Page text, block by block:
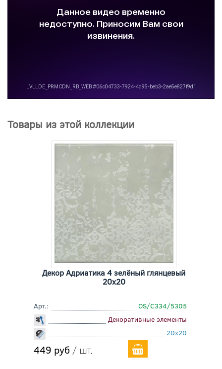
Товары из этой коллекции
Декор Адриатика 4 зелёный глянцевый
20x20
Арт.:
OS/C334/5305
Декоративные элементы
20x20
449 руб / шт.